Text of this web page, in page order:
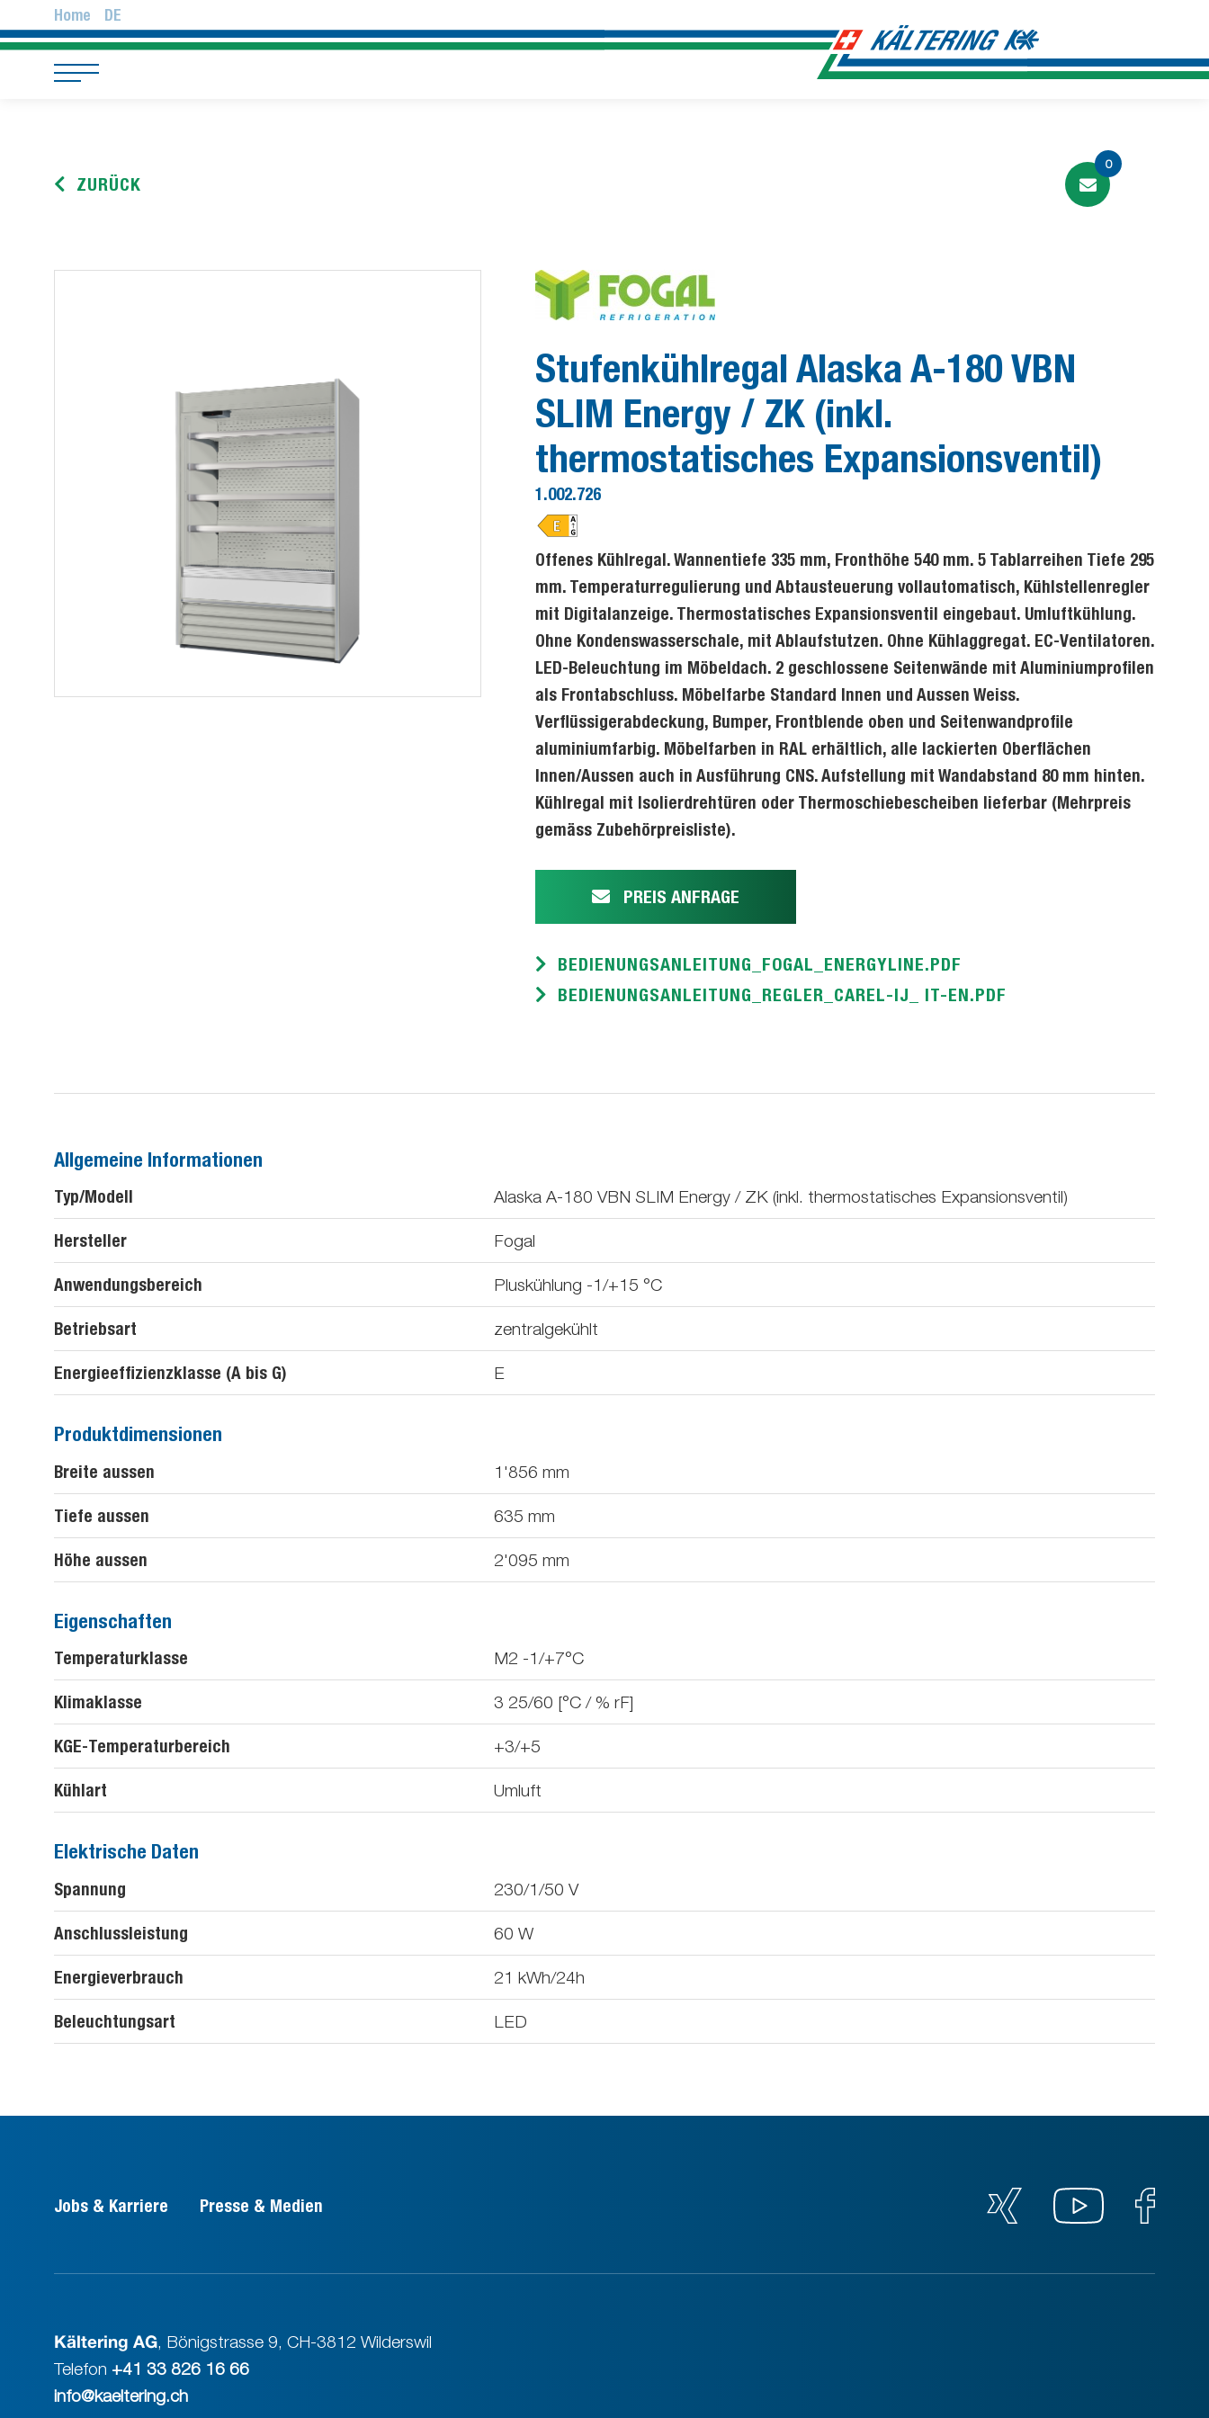
Home DE
0
ZURÜCK
Stufenkühlregal Alaska A-180 VBN
SLIM Energy / ZK (inkl.
thermostatisches Expansionsventil)
1.002.726
Offenes Kühlregal. Wannentiefe 335 mm, Fronthöhe 540 mm. 5 Tablarreihen Tiefe 295
mm. Temperaturregulierung und Abtausteuerung vollautomatisch, Kühlstellenregler
mit Digitalanzeige. Thermostatisches Expansionsventil eingebaut. Umluftkühlung.
Ohne Kondenswasserschale, mit Ablaufstutzen. Ohne Kühlaggregat. EC-Ventilatoren.
LED-Beleuchtung im Möbeldach. 2 geschlossene Seitenwände mit Aluminiumprofilen
als Frontabschluss. Möbelfarbe Standard Innen und Aussen Weiss.
Verflüssigerabdeckung, Bumper, Frontblende oben und Seitenwandprofile
aluminiumfarbig. Möbelfarben in RAL erhältlich, alle lackierten Oberflächen
Innen/Aussen auch in Ausführung CNS. Aufstellung mit Wandabstand 80 mm hinten.
Kühlregal mit Isolierdrehtüren oder Thermoschiebescheiben lieferbar (Mehrpreis
gemäss Zubehörpreisliste).
PREIS ANFRAGE
BEDIENUNGSANLEITUNG_FOGAL_ENERGYLINE.PDF
BEDIENUNGSANLEITUNG_REGLER_CAREL-IJ_ IT-EN.PDF
Allgemeine Informationen
Typ/Modell Alaska A-180 VBN SLIM Energy / ZK (inkl. thermostatisches Expansionsventil)
Hersteller Fogal
Anwendungsbereich Pluskühlung -1/+15 °C
Betriebsart zentralgekühlt
Energieeffizienzklasse (A bis G) E
Produktdimensionen
Breite aussen 1'856 mm
Tiefe aussen 635 mm
Höhe aussen 2'095 mm
Eigenschaften
Temperaturklasse M2 -1/+7°C
Klimaklasse 3 25/60 [°C / % rF]
KGE-Temperaturbereich +3/+5
Kühlart Umluft
Elektrische Daten
Spannung 230/1/50 V
Anschlussleistung 60 W
Energieverbrauch 21 kWh/24h
Beleuchtungsart LED
Jobs & Karriere Presse & Medien
Kältering AG, Bönigstrasse 9, CH-3812 Wilderswil
Telefon +41 33 826 16 66
info@kaeltering.ch